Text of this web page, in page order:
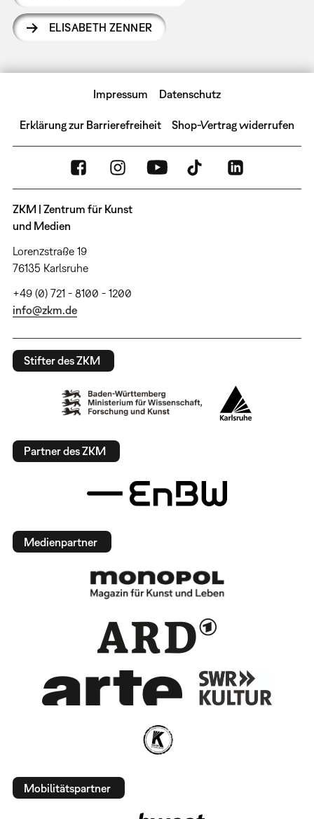
ELISABETH ZENNER
Impressum Datenschutz
Erklärung zur Barrierefreiheit Shop-Vertrag widerrufen
ZKM | Zentrum für Kunst
und Medien
Lorenzstraße 19
76135 Karlsruhe
+49 (0) 721 - 8100 - 1200
info@zkm.de
Stifter des ZKM
Partner des ZKM
Medienpartner
Mobilitätspartner